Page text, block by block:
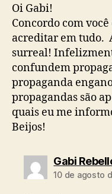
Oi Gabi!
Concordo com
acreditar em tudo.
surreal!
confundem
propaganda
propagandas são
quais eu me
Beijos!
Gabi
10 de agosto